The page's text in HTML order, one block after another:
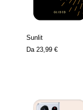
Sunlit
Da 23,99 €